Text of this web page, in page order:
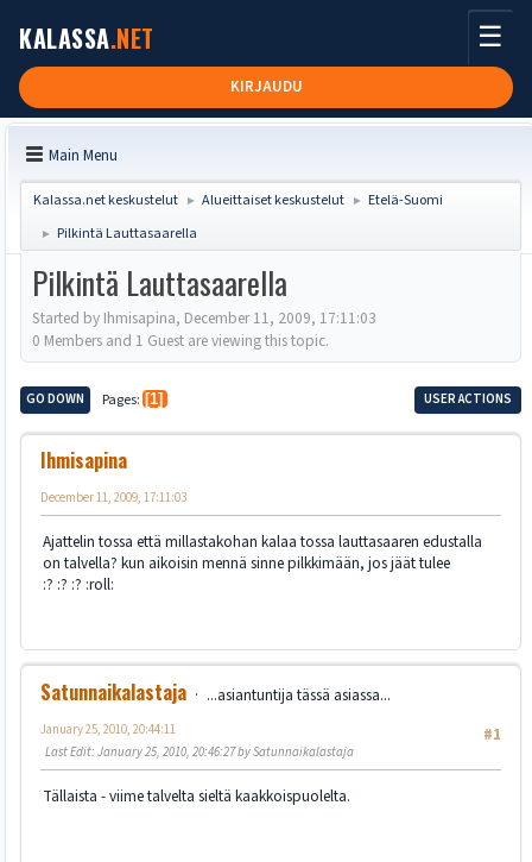
KALASSA.NET
KIRJAUDU
☰
Main Menu
Kalassa.net keskustelut ► Alueittaiset keskustelut ► Etelä-Suomi
► Pilkintä Lauttasaarella
Pilkintä Lauttasaarella
Started by Ihmisapina, December 11, 2009, 17:11:03
0 Members and 1 Guest are viewing this topic.
GO DOWN Pages 1 USER ACTIONS
Ihmisapina
December 11, 2009, 17:11:03
Ajattelin tossa että millastakohan kalaa tossa lauttasaaren edustalla
on talvella? kun aikoisin mennä sinne pilkkimään, jos jäät tulee
:? :? :? :roll:
Satunnaikalastaja
...asiantuntija tässä asiassa...
#1
January 25, 2010, 20:44:11
Last Edit: January 25, 2010, 20:46:27 by Satunnaikalastaja
Tällaista - viime talvelta sieltä kaakkoispuolelta.